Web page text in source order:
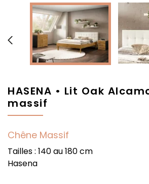

HASENA • Lit Oak
massif
Chêne Massif
Tailles : 140 au 180 cm
Hasena